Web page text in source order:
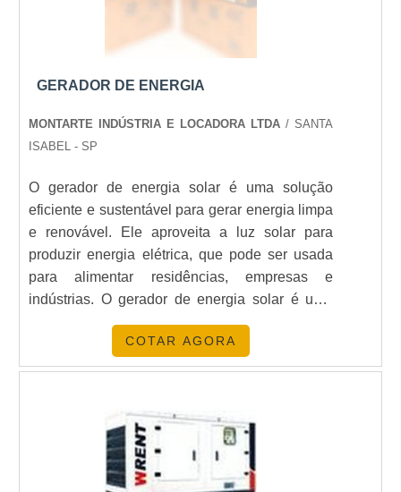
QUAL É O PERÍODO MÍNIMO DE
ALUGUEL DE UM GERADOR?
O período mínimo pode variar, mas a
Energia24Horas
CONCLUSÃO
O aluguel de geradores de energia é uma solução
prática e econômica para garantir energia em
qualquer situação. Com aEnergia24Horas
suporte especializado. Entre em contato conosco
para saber mais sobre como podemos ajudar você
Veja mais:Energia Geradores|
Grupo Gerador |Subestação
GERADOR DE ENERGIA
MONTARTE INDÚSTRIA E LOCADORA LTDA/ SANTA
ISABEL - SP
O gerador de energia solar é uma solução
eficiente e sustentável para gerar energia limpa
e renovável. Ele aproveita a luz solar para
produzir energia elétrica, que pode ser usada
para alimentar residências, empresas e
indústrias. O gerador de energia solar é uma
alternativa econômica e ambientalmente
amigável para gerar energia limpa e renovável,
pois não emite gases poluentes e não depende
solução de baixo custo, pois não há
necessidade de manutenção ou custos de
COTAR AGORA